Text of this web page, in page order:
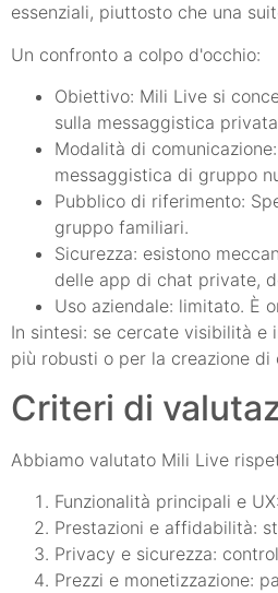
essenziali, piuttosto che una
Un confronto a colpo d'occhio:
Obiettivo: Mili Live si
sulla messaggistica
Modalità di
messaggistica di gruppo
Pubblico di riferimento:
gruppo familiari.
Sicurezza: esistono
delle app di chat private,
Uso aziendale: limitato. È
In sintesi: se cercate visibilità e
più robusti o per la creazione
Criteri di
Abbiamo valutato Mili Live
Funzionalità principali e
Prestazioni e affidabilità:
Privacy e sicurezza:
Prezzi e monetizzazione: